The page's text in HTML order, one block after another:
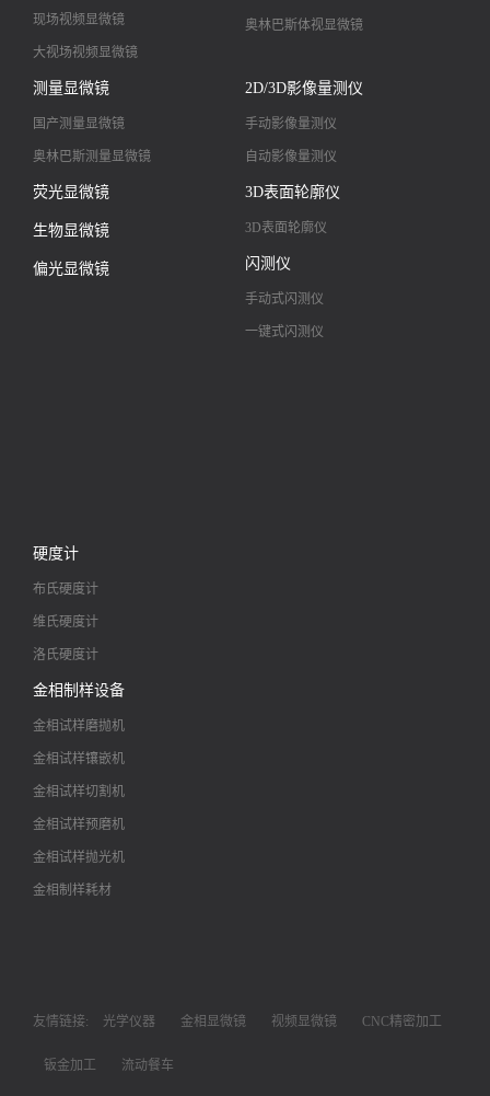
现场视频显微镜
大视场视频显微镜
大景深视频显微镜
高清镜头
奥林巴斯体视显微镜
测量显微镜
国产测量显微镜
奥林巴斯测量显微镜
荧光显微镜
生物显微镜
偏光显微镜
2D/3D影像量测仪
手动影像量测仪
自动影像量测仪
3D表面轮廓仪
3D表面轮廓仪
闪测仪
手动式闪测仪
一键式闪测仪
硬度计
布氏硬度计
维氏硬度计
洛氏硬度计
金相制样设备
金相试样磨抛机
金相试样镶嵌机
金相试样切割机
金相试样预磨机
金相试样抛光机
金相制样耗材
友情链接: 光学仪器 金相显微镜 视频显微镜 CNC精密加工
钣金加工 流动餐车